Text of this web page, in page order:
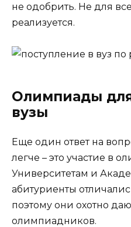
не одобрить. Не для
реализуется.
Олимпиады
вузы
Еще один ответ на
легче – это участие в
Университетам и
абитуриенты
поэтому они охотно
олимпиадников.